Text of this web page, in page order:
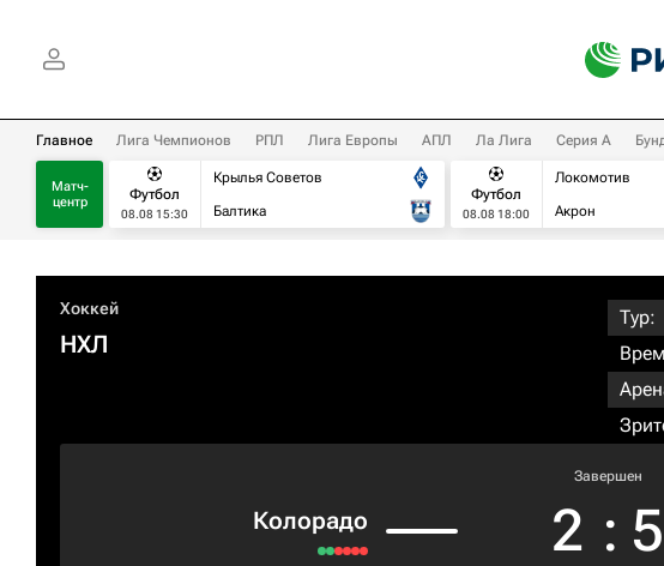
Главное Лига Чемпионов РПЛ Лига Европы АПЛ Ла Лига Серия А
Матч-
центр
Футбол
08.08 15:30
Крылья Советов
Балтика
Футбол
08.08 18:00
Локомотив
Акрон
Хоккей
НХЛ
Тур:
Колорадо
Завершен
2 : 5